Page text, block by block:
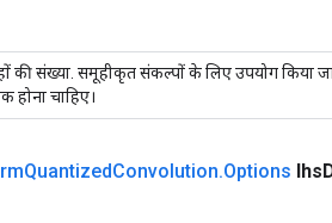
की संख्या. समूहीकृत संकल्पों के लिए उपयोग किया
होना चाहिए।
QuantizedConvolution.Options lhs